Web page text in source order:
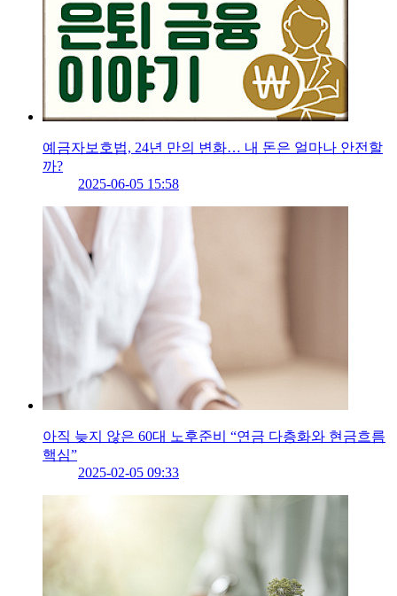
예금자보호법, 24년 만의 변화… 내 돈은 얼마나 안전할
까?
2025-06-05 15:58
아직 늦지 않은 60대 노후준비 “연금 다층화와 현금흐름
핵심”
2025-02-05 09:33